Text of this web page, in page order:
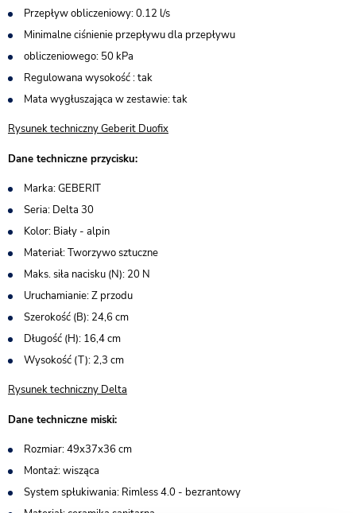
Przepływ obliczeniowy: 0.12 l/s
Minimalne ciśnienie przepływu dla przepływu
obliczeniowego: 50 kPa
Regulowana wysokość : tak
Mata wygłuszająca w zestawie: tak
Rysunek techniczny Geberit Duofix
Dane techniczne przycisku:
Marka: GEBERIT
Seria: Delta 30
Kolor: Biały - alpin
Materiał: Tworzywo sztuczne
Maks. siła nacisku (N): 20 N
Uruchamianie: Z przodu
Szerokość (B): 24,6 cm
Długość (H): 16,4 cm
Wysokość (T): 2,3 cm
Rysunek techniczny Delta
Dane techniczne miski:
Rozmiar: 49x37x36 cm
Montaż: wisząca
System spłukiwania: Rimless 4.0 - bezrantowy